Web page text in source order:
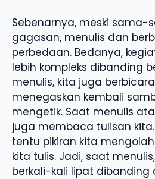
Sebenarnya, meski sama-
gagasan, menulis dan
perbedaan. Bedanya,
lebih kompleks dibanding
menulis, kita juga
menegaskan kembali
mengetik. Saat menulis
juga membaca tulisan
tentu pikiran kita
kita tulis. Jadi, saat
berkali-kali lipat dibanding